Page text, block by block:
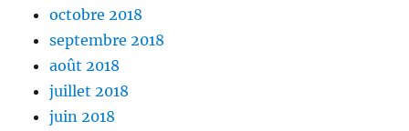
octobre 2018
septembre 2018
août 2018
juillet 2018
juin 2018